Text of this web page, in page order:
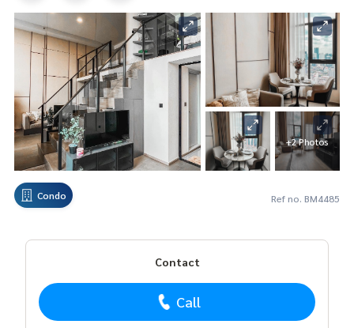
+2 Photos
Condo Ref no. BM4485
Contact
Call